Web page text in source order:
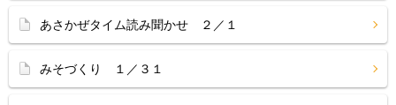
あさかぜタイム読み聞かせ ２／１
みそづくり １／３１